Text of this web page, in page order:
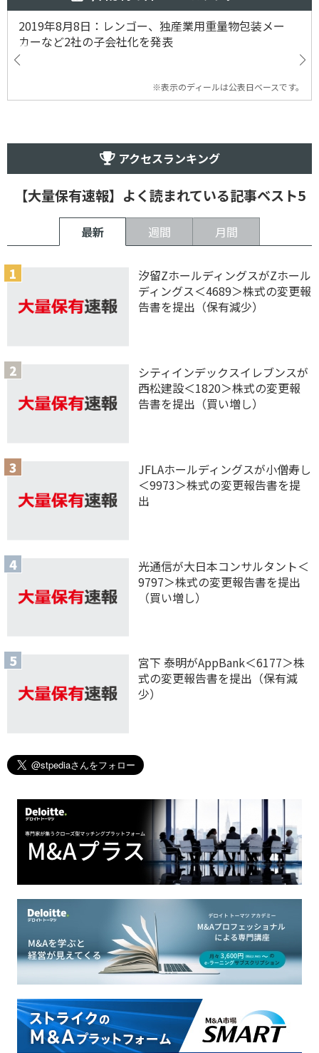
2019年8月8日：レンゴー、独産業用重量物包装メー
カーなど2社の子会社化を発表
※表示のディールは公表日ベースです。
アクセスランキング
【大量保有速報】よく読まれている記事ベスト5
最新 週間 月間
汐留ZホールディングスがZホール
ディングス＜4689＞株式の変更報
告書を提出（保有減少）
シティインデックスイレブンスが
西松建設＜1820＞株式の変更報
告書を提出（買い増し）
JFLAホールディングスが小僧寿し
＜9973＞株式の変更報告書を提
出
光通信が大日本コンサルタント＜
9797＞株式の変更報告書を提出
（買い増し）
宮下 泰明がAppBank＜6177＞株
式の変更報告書を提出（保有減
少）